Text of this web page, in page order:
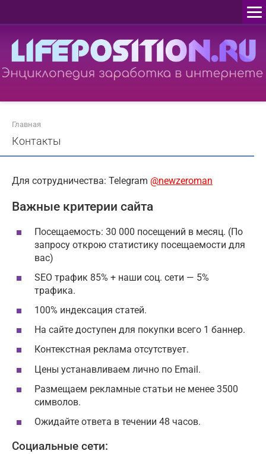
Главная
Контакты
Для сотрудничества: Telegram @newzeroman
Важные критерии сайта
Посещаемость: 30 000 посещений в месяц. (По
запросу открою статистику посещаемости для
вас)
SEO трафик 85% + наши соц. сети — 5%
трафика.
100% индексация статей.
На сайте доступен для покупки всего 1 баннер.
Контекстная реклама отсутствует.
Цены устанавливаем лично по Email.
Размещаем рекламные статьи не менее 3500
символов.
Ожидайте ответа в течении 48 часов.
Социальные сети: